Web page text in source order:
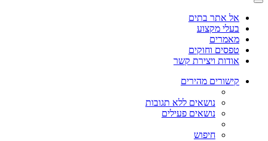
אל אתר בתים
בעלי מקצוע
מאמרים
טפסים וחוקים
אודות ויצירת קשר
קישורים מהירים
נושאים ללא תגובות
נושאים פעילים
חיפוש